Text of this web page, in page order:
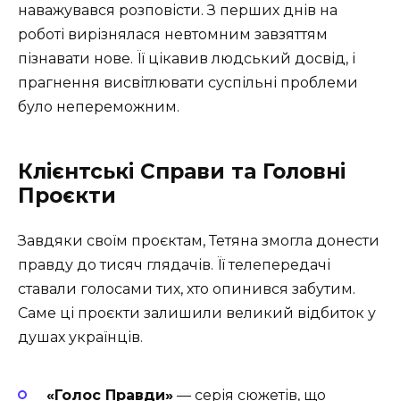
наважувався розповісти. З перших днів на
роботі вирізнялася невтомним завзяттям
пізнавати нове. Її цікавив людський досвід, і
прагнення висвітлювати суспільні проблеми
було непереможним.
Клієнтські Справи та Головні
Проєкти
Завдяки своїм проєктам, Тетяна змогла донести
правду до тисяч глядачів. Її телепередачі
ставали голосами тих, хто опинився забутим.
Саме ці проєкти залишили великий відбиток у
душах українців.
«Голос Правди» — серія сюжетів, що